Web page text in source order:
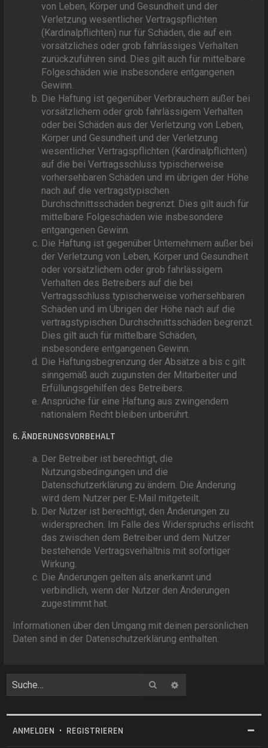
von Leben, Körper und Gesundheit und der
Verletzung wesentlicher Vertragspflichten
(Kardinalpflichten) nur für Schäden, die auf ein
vorsätzliches oder grob fahrlässiges Verhalten
zurückzuführen sind. Dies gilt auch für mittelbare
Folgeschäden wie insbesondere entgangenen
Gewinn.
Die Haftung ist gegenüber Verbrauchern außer bei
vorsätzlichem oder grob fahrlässigem Verhalten
oder bei Schäden aus der Verletzung von Leben,
Körper und Gesundheit und der Verletzung
wesentlicher Vertragspflichten (Kardinalpflichten)
auf die bei Vertragsschluss typischerweise
vorhersehbaren Schäden und im übrigen der Höhe
nach auf die vertragstypischen
Durchschnittsschäden begrenzt. Dies gilt auch für
mittelbare Folgeschäden wie insbesondere
entgangenen Gewinn.
Die Haftung ist gegenüber Unternehmern außer bei
der Verletzung von Leben, Körper und Gesundheit
oder vorsätzlichem oder grob fahrlässigem
Verhalten des Betreibers auf die bei
Vertragsschluss typischerweise vorhersehbaren
Schäden und im Übrigen der Höhe nach auf die
vertragstypischen Durchschnittsschäden begrenzt.
Dies gilt auch für mittelbare Schäden,
insbesondere entgangenen Gewinn.
Die Haftungsbegrenzung der Absätze a bis c gilt
sinngemäß auch zugunsten der Mitarbeiter und
Erfüllungsgehilfen des Betreibers.
Ansprüche für eine Haftung aus zwingendem
nationalem Recht bleiben unberührt.
6. ÄNDERUNGSVORBEHALT
Der Betreiber ist berechtigt, die
Nutzungsbedingungen und die
Datenschutzerklärung zu ändern. Die Änderung
wird dem Nutzer per E-Mail mitgeteilt.
Der Nutzer ist berechtigt, den Änderungen zu
widersprechen. Im Falle des Widerspruchs erlischt
das zwischen dem Betreiber und dem Nutzer
bestehende Vertragsverhältnis mit sofortiger
Wirkung.
Die Änderungen gelten als anerkannt und
verbindlich, wenn der Nutzer den Änderungen
zugestimmt hat.
Informationen über den Umgang mit deinen persönlichen
Daten sind in der Datenschutzerklärung enthalten.
Suche
ANMELDEN • REGISTRIEREN